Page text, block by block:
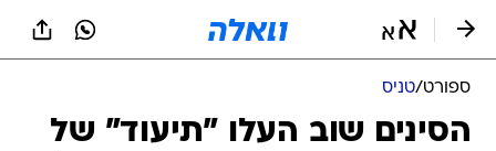
ספורט/טניס
הסינים שוב העלו "תיעוד" של